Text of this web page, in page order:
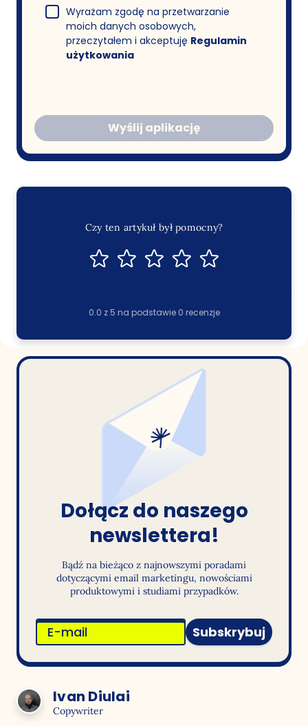
Wyrażam zgodę na przetwarzanie
moich danych osobowych,
przeczytałem i akceptuję Regulamin
użytkowania
Wyślij aplikację
Czy ten artykuł był pomocny?
0.0 z5 na podstawie 0 recenzje
Dołącz do naszego
newslettera!
Bądź na bieżąco z najnowszymi poradami
dotyczącymi email marketingu, nowościami
produktowymi i studiami przypadków.
Subskrybuj
Ivan Diulai
Copywriter